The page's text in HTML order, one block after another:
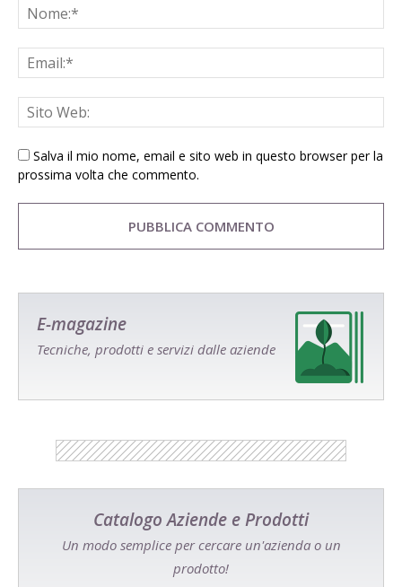
Salva il mio nome, email e sito web in questo browser per la
prossima volta che commento.
E-magazine
Tecniche, prodotti e servizi dalle aziende
Catalogo Aziende e Prodotti
Un modo semplice per cercare un'azienda o un
prodotto!